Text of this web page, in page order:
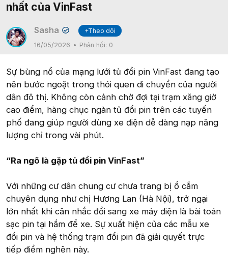
nhất của VinFast
Sasha ✔
+Theo dõi
16/05/2026
Phản hồi: 0
Sự bùng nổ của mạng lưới tủ đổi pin VinFast đang tạo
nên bước ngoặt trong thói quen di chuyển của người
dân đô thị. Không còn cảnh chờ đợi tại trạm xăng giờ
cao điểm, hàng chục ngàn tủ đổi pin trên các tuyến
phố đang giúp người dùng xe điện dễ dàng nạp năng
lượng chỉ trong vài phút.
“Ra ngõ là gặp tủ đổi pin VinFast”
Với những cư dân chung cư chưa trang bị ổ cắm
chuyên dụng như chị Hương Lan (Hà Nội), trở ngại
lớn nhất khi cân nhắc đổi sang xe máy điện là bài toán
sạc pin tại hầm để xe. Sự xuất hiện của các mẫu xe
đổi pin và hệ thống trạm đổi pin đã giải quyết trực
tiếp điểm nghẽn này.